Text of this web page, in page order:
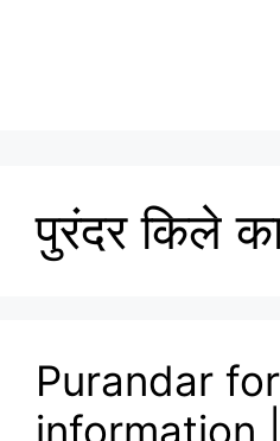
पुरंदर किले
Purandar
information |